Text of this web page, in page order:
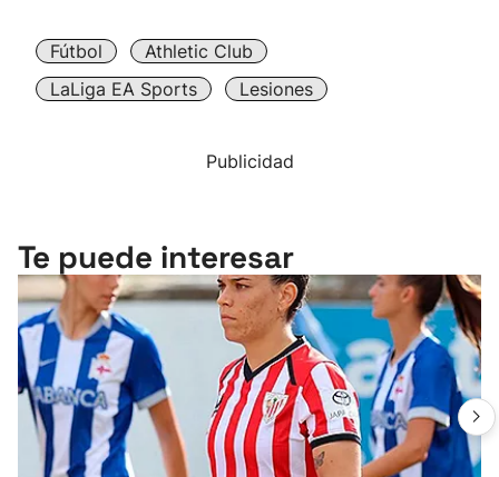
Fútbol
Athletic Club
LaLiga EA Sports
Lesiones
Publicidad
Te puede interesar